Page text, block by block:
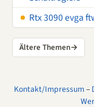
Rtx 3090 evga
Ältere Themen→
Kontakt/Impressum–